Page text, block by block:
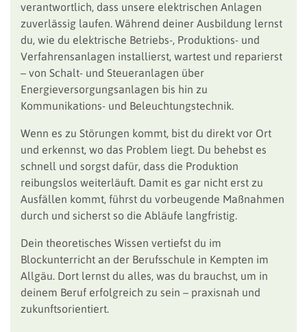
verantwortlich, dass unsere elektrischen Anlagen
zuverlässig laufen. Während deiner Ausbildung lernst
du, wie du elektrische Betriebs-, Produktions- und
Verfahrensanlagen installierst, wartest und reparierst
– von Schalt- und Steueranlagen über
Energieversorgungsanlagen bis hin zu
Kommunikations- und Beleuchtungstechnik.
Wenn es zu Störungen kommt, bist du direkt vor Ort
und erkennst, wo das Problem liegt. Du behebst es
schnell und sorgst dafür, dass die Produktion
reibungslos weiterläuft. Damit es gar nicht erst zu
Ausfällen kommt, führst du vorbeugende Maßnahmen
durch und sicherst so die Abläufe langfristig.
Dein theoretisches Wissen vertiefst du im
Blockunterricht an der Berufsschule in Kempten im
Allgäu. Dort lernst du alles, was du brauchst, um in
deinem Beruf erfolgreich zu sein – praxisnah und
zukunftsorientiert.